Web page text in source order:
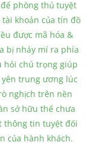
phòng thủ tuyệt
khoản của tín đồ
được mã hóa &
bị nhảy mí ra phía
hỏi chú trọng giúp
trung ương lúc
nghịch trên nền
sở hữu thể chưa
thông tin tuyệt đối
của hành khách.